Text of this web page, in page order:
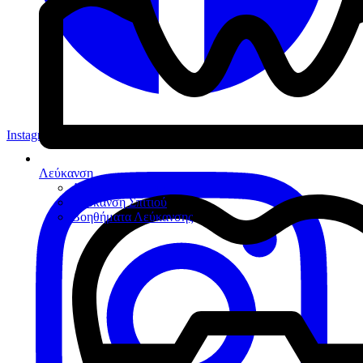
Λεύκανση
Λεύκανση Ιατρείου
Λεύκανση Σπιτιού
Βοηθήματα Λεύκανσης
Instagram